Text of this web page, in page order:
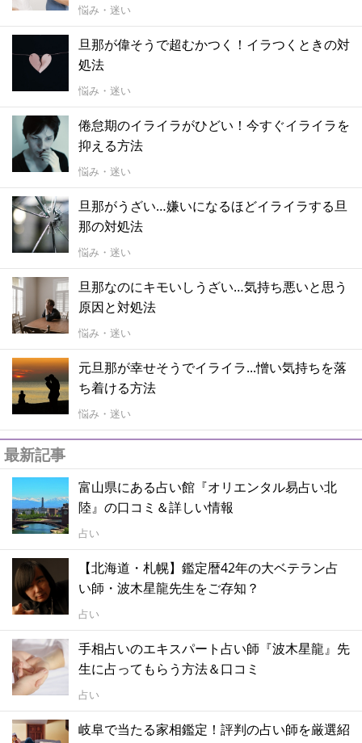
悩み・迷い
旦那が偉そうで超むかつく！イラつくときの対
処法
悩み・迷い
倦怠期のイライラがひどい！今すぐイライラを
抑える方法
悩み・迷い
旦那がうざい…嫌いになるほどイライラする旦
那の対処法
悩み・迷い
旦那なのにキモいしうざい…気持ち悪いと思う
原因と対処法
悩み・迷い
元旦那が幸せそうでイライラ...憎い気持ちを落
ち着ける方法
悩み・迷い
最新記事
富山県にある占い館『オリエンタル易占い北
陸』の口コミ＆詳しい情報
占い
【北海道・札幌】鑑定暦42年の大ベテラン占
い師・波木星龍先生をご存知？
占い
手相占いのエキスパート占い師『波木星龍』先
生に占ってもらう方法＆口コミ
占い
岐阜で当たる家相鑑定！評判の占い師を厳選紹